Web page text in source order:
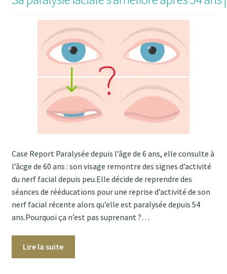
Case Report Paralysée depuis l’âge de 6 ans, elle consulte à
l’âcge de 60 ans : son visage remontre des signes d’activité
du nerf facial depuis peu.Elle décide de reprendre des
séances de rééducations pour une reprise d’activité de son
nerf facial récente alors qu’elle est paralysée depuis 54
ans.Pourquoi ça n’est pas suprenant ?…
Lire la suite